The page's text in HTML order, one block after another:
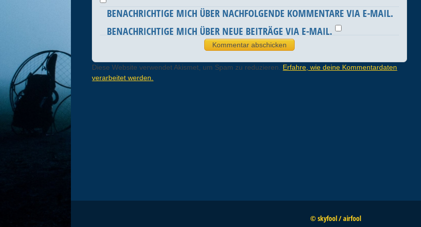
BENACHRICHTIGE MICH ÜBER NACHFOLGENDE KOMMENTARE VIA E-MAIL.
BENACHRICHTIGE MICH ÜBER NEUE BEITRÄGE VIA E-MAIL.
Diese Website verwendet Akismet, um Spam zu reduzieren. Erfahre, wie deine Kommentardaten
verarbeitet werden.
© skyfool / airfool